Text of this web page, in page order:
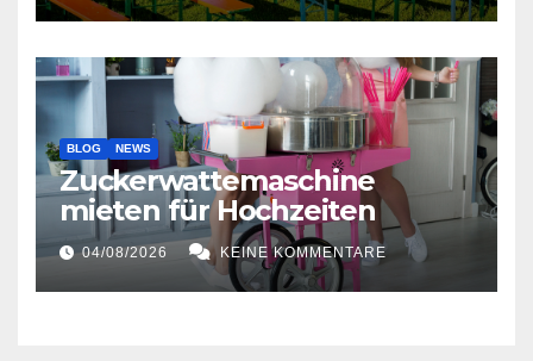
BLOG NEWS
Zuckerwattemaschine
mieten für Hochzeiten
04/08/2026 KEINE KOMMENTARE